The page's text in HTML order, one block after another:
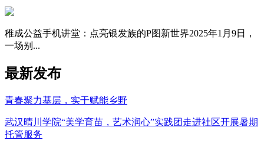
稚成公益手机讲堂：点亮银发族的P图新世界2025年1月9日，
一场别...
最新发布
青春聚力基层，实干赋能乡野
武汉晴川学院“美学育苗，艺术润心”实践团走进社区开展暑期
托管服务